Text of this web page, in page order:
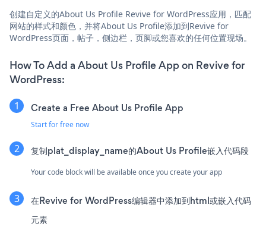
创建自定义的About Us Profile Revive for WordPress应用，匹配
网站的样式和颜色，并将About Us Profile添加到Revive for
WordPress页面，帖子，侧边栏，页脚或您喜欢的任何位置现场。
How To Add a About Us Profile App on Revive for
WordPress:
Create a Free About Us Profile App
Start for free now
复制plat_display_name的About Us Profile嵌入代码段
Your code block will be available once you create your app
在Revive for WordPress编辑器中添加到html或嵌入代码
元素